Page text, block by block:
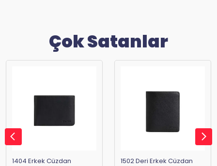
Çok Satanlar
1404 Erkek Cüzdan 1502 Deri Erkek Cüzdan